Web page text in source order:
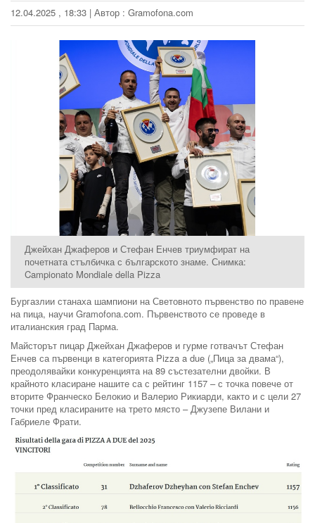
12.04.2025 , 18:33 | Автор : Gramofona.com
Джейхан Джаферов и Стефан Енчев триумфират на
почетната стълбичка с българското знаме. Снимка:
Campionato Mondiale della Pizza
Бургазлии станаха шампиони на Световното първенство по правене
на пица, научи Gramofona.com. Първенството се проведе в
италианския град Парма.
Майсторът пицар Джейхан Джаферов и гурме готвачът Стефан
Енчев са първенци в категорията Pizza a due („Пица за двама“),
преодолявайки конкуренцията на 89 състезателни двойки. В
крайното класиране нашите са с рейтинг 1157 – с точка повече от
вторите Франческо Белокио и Валерио Рикиарди, както и с цели 27
точки пред класираните на трето място – Джузепе Вилани и
Габриеле Фрати.